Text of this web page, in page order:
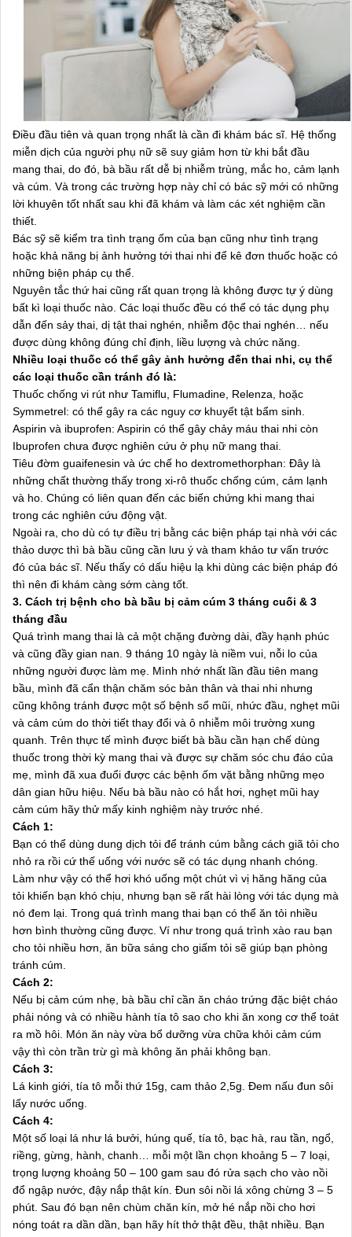
Điều đầu tiên và quan trọng nhất là cần đi khám bác sĩ. Hệ thống
miễn dịch của người phụ nữ sẽ suy giảm hơn từ khi bắt đầu
mang thai, do đó, bà bầu rất dễ bị nhiễm trùng, mắc ho, cảm lạnh
và cúm. Và trong các trường hợp này chỉ có bác sỹ mới có những
lời khuyên tốt nhất sau khi đã khám và làm các xét nghiệm cần
thiết.
Bác sỹ sẽ kiểm tra tình trạng ốm của bạn cũng như tình trạng
hoặc khả năng bị ảnh hưởng tới thai nhi để kê đơn thuốc hoặc có
những biện pháp cụ thể.
Nguyên tắc thứ hai cũng rất quan trọng là không được tự ý dùng
bất kì loại thuốc nào. Các loại thuốc đều có thể có tác dụng phụ
dẫn đến sảy thai, dị tật thai nghén, nhiễm độc thai nghén… nếu
được dùng không đúng chỉ định, liều lượng và chức năng.
Nhiều loại thuốc có thể gây ảnh hưởng đến thai nhi, cụ thể
các loại thuốc cần tránh đó là:
Thuốc chống vi rút như Tamiflu, Flumadine, Relenza, hoặc
Symmetrel: có thể gây ra các nguy cơ khuyết tật bẩm sinh.
Aspirin và ibuprofen: Aspirin có thể gây chảy máu thai nhi còn
Ibuprofen chưa được nghiên cứu ở phụ nữ mang thai.
Tiêu đờm guaifenesin và ức chế ho dextromethorphan: Đây là
những chất thường thấy trong xi-rô thuốc chống cúm, cảm lạnh
và ho. Chúng có liên quan đến các biến chứng khi mang thai
trong các nghiên cứu động vật.
Ngoài ra, cho dù có tự điều trị bằng các biện pháp tại nhà với các
thảo dược thì bà bầu cũng cần lưu ý và tham khảo tư vấn trước
đó của bác sĩ. Nếu thấy có dấu hiệu lạ khi dùng các biện pháp đó
thì nên đi khám càng sớm càng tốt.
3. Cách trị bệnh cho bà bầu bị cảm cúm 3 tháng cuối & 3
tháng đầu
Quá trình mang thai là cả một chặng đường dài, đầy hạnh phúc
và cũng đầy gian nan. 9 tháng 10 ngày là niềm vui, nỗi lo của
những người được làm mẹ. Mình nhớ nhất lần đầu tiên mang
bầu, mình đã cẩn thận chăm sóc bản thân và thai nhi nhưng
cũng không tránh được một số bệnh sổ mũi, nhức đầu, nghẹt mũi
và cảm cúm do thời tiết thay đổi và ô nhiễm môi trường xung
quanh. Trên thực tế mình được biết bà bầu cần hạn chế dùng
thuốc trong thời kỳ mang thai và được sự chăm sóc chu đáo của
mẹ, mình đã xua đuổi được các bệnh ốm vặt bằng những mẹo
dân gian hữu hiệu. Nếu bà bầu nào có hắt hơi, nghẹt mũi hay
cảm cúm hãy thử mấy kinh nghiệm này trước nhé.
Cách 1:
Bạn có thể dùng dung dịch tỏi để tránh cúm bằng cách giã tỏi cho
nhỏ ra rồi cứ thế uống với nước sẽ có tác dụng nhanh chóng.
Làm như vậy có thể hơi khó uống một chút vì vị hăng hăng của
tỏi khiến bạn khó chịu, nhưng bạn sẽ rất hài lòng với tác dụng mà
nó đem lại. Trong quá trình mang thai bạn có thể ăn tỏi nhiều
hơn bình thường cũng được. Ví như trong quá trình xào rau bạn
cho tỏi nhiều hơn, ăn bữa sáng cho giấm tỏi sẽ giúp bạn phòng
tránh cúm.
Cách 2:
Nếu bị cảm cúm nhẹ, bà bầu chỉ cần ăn cháo trứng đặc biệt cháo
phải nóng và có nhiều hành tía tô sao cho khi ăn xong cơ thể toát
ra mồ hôi. Món ăn này vừa bổ dưỡng vừa chữa khỏi cảm cúm
vậy thì còn trần trừ gì mà không ăn phải không bạn.
Cách 3:
Lá kinh giới, tía tô mỗi thứ 15g, cam thảo 2,5g. Đem nấu đun sôi
lấy nước uống.
Cách 4:
Một số loại lá như lá bưởi, húng quế, tía tô, bạc hà, rau tần, ngổ,
riềng, gừng, hành, chanh… mỗi một lần chọn khoảng 5 – 7 loại,
trọng lượng khoảng 50 – 100 gam sau đó rửa sạch cho vào nồi
đổ ngập nước, đậy nắp thật kín. Đun sôi nồi lá xông chừng 3 – 5
phút. Sau đó bạn nên chùm chăn kín, mở hé nắp nồi cho hơi
nóng toát ra dần dần, bạn hãy hít thở thật đều, thật nhiều. Bạn